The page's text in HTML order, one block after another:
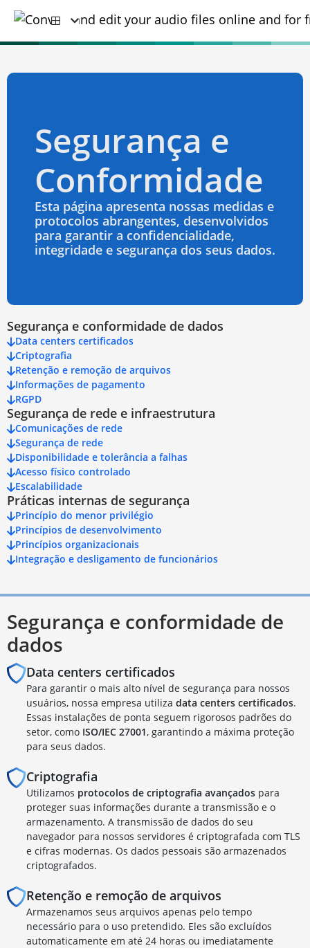
Segurança e
Conformidade
Esta página apresenta nossas medidas e
protocolos abrangentes, desenvolvidos
para garantir a confidencialidade,
integridade e segurança dos seus dados.
Segurança e conformidade de dados
Data centers certificados
Criptografia
Retenção e remoção de arquivos
Informações de pagamento
RGPD
Segurança de rede e infraestrutura
Comunicações de rede
Segurança de rede
Disponibilidade e tolerância a falhas
Acesso físico controlado
Escalabilidade
Práticas internas de segurança
Princípio do menor privilégio
Princípios de desenvolvimento
Princípios organizacionais
Integração e desligamento de funcionários
Segurança e conformidade de
dados
Data centers certificados
Para garantir o mais alto nível de segurança para nossos
usuários, nossa empresa utiliza data centers certificados.
Essas instalações de ponta seguem rigorosos padrões do
setor, como ISO/IEC 27001, garantindo a máxima proteção
para seus dados.
Criptografia
Utilizamos protocolos de criptografia avançados para
proteger suas informações durante a transmissão e o
armazenamento. A transmissão de dados do seu
navegador para nossos servidores é criptografada com TLS
e cifras modernas. Os dados pessoais são armazenados
criptografados.
Retenção e remoção de arquivos
Armazenamos seus arquivos apenas pelo tempo
necessário para o uso pretendido. Eles são excluídos
automaticamente em até 24 horas ou imediatamente